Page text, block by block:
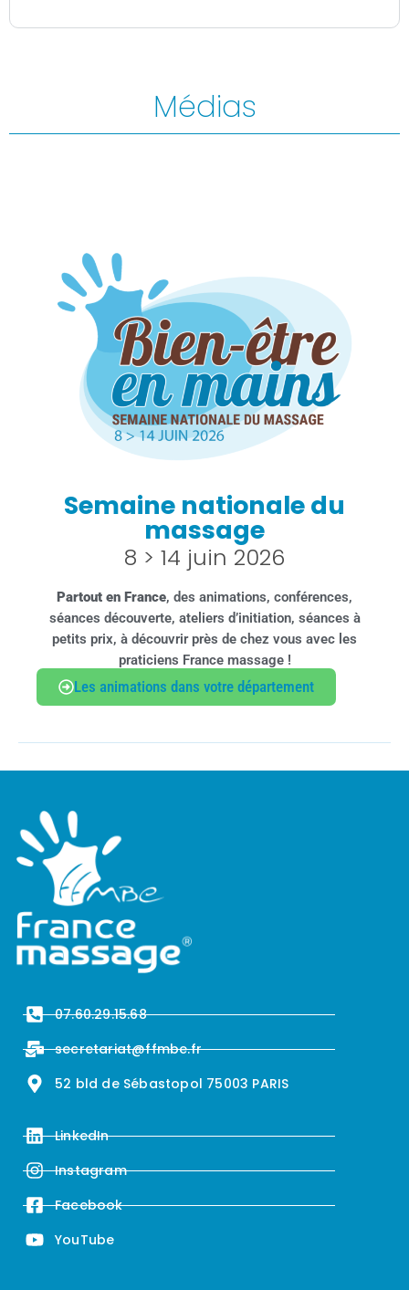
Médias
Semaine nationale du
massage
8 > 14 juin 2026
Partout en France, des animations, conférences,
séances découverte, ateliers d’initiation, séances à
petits prix, à découvrir près de chez vous avec les
praticiens France massage !
Les animations dans votre département
07.60.29.15.68
secretariat@ffmbe.fr
52 bld de Sébastopol 75003 PARIS
LinkedIn
Instagram
Facebook
YouTube